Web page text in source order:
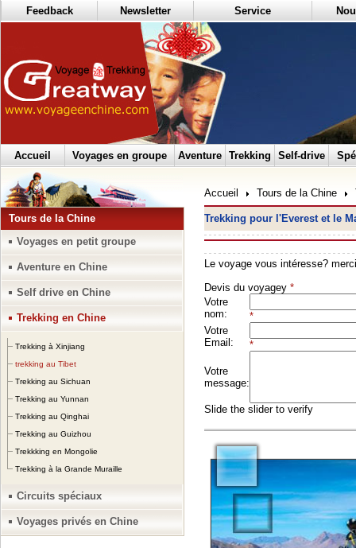
Feedback Newsletter Service
Accueil Voyages en groupe Aventure Trekking Self-drive
Tours de la Chine
Voyages en petit groupe
Aventure en Chine
Self drive en Chine
Trekking en Chine
Trekking à Xinjiang
trekking au Tibet
Trekking au Sichuan
Trekking au Yunnan
Trekking au Qinghai
Trekking au Guizhou
Trekkking en Mongolie
Trekking à la Grande Muraille
Circuits spéciaux
Voyages privés en Chine
Accueil Tours de la Chine
Trekking pour l'Everest et le